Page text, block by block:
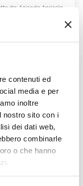
contenuti ed
media e per
inoltre
nostro sito con i
dei dati web,
combinarle
o che hanno
da: Azienda Agricola
DI CARPINO SGUSCIATE
AGRICOLA